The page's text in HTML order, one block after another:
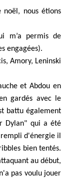
noël, nous étions
m’a permis de
engagées).
Amory, Leninski
et Abdou en
gardés avec le
battu également
Dylan" qui a été
d'énergie il
bien tentés.
au début,
pas voulu jouer